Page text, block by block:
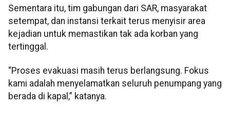
Sementara itu, tim gabungan dari SAR, masyarakat
setempat, dan instansi terkait terus menyisir area
kejadian untuk memastikan tak ada korban yang
tertinggal.
“Proses evakuasi masih terus berlangsung. Fokus
kami adalah menyelamatkan seluruh penumpang yang
berada di kapal,” katanya.